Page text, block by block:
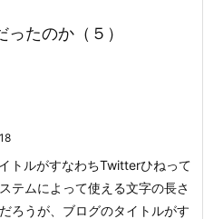
たのか（５）
トルがすなわちTwitterひねって
テムによって使える文字の長さ
ろうが、ブログのタイトルがす